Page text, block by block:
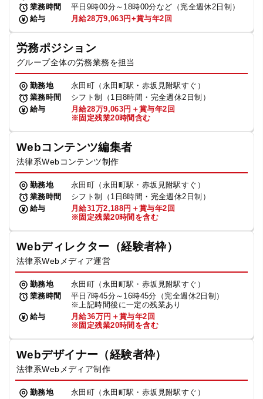
業務時間
平日9時00分～18時00分など（完全週休2日制）
給与
月給28万9,063円+賞与年2回
労務ポジション
グループ全体の労務業務を担当
勤務地
永田町（永田町駅・赤坂見附駅すぐ）
業務時間
シフト制（1日8時間・完全週休2日制）
給与
月給28万9,063円＋賞与年2回
※固定残業20時間含む
Webコンテンツ編集者
法律系Webコンテンツ制作
勤務地
永田町（永田町駅・赤坂見附駅すぐ）
業務時間
シフト制（1日8時間・完全週休2日制）
給与
月給31万2,188円＋賞与年2回
※固定残業20時間を含む
Webディレクター（経験者枠）
法律系Webメディア運営
勤務地
永田町（永田町駅・赤坂見附駅すぐ）
業務時間
平日7時45分～16時45分（完全週休2日制）
※上記時間後に一定の残業あり
給与
月給36万円＋賞与年2回
※固定残業20時間を含む
Webデザイナー（経験者枠）
法律系Webメディア制作
勤務地
永田町（永田町駅・赤坂見附駅すぐ）